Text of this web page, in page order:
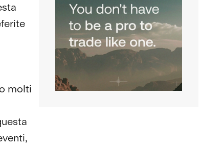
molti